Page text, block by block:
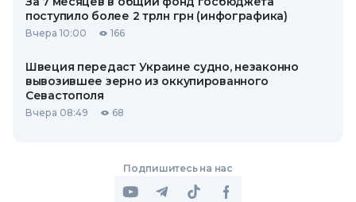
поступило более 2 трлн грн (инфографика)
Вчера 10:00 166
Швеция передаст Украине судно, незаконно
вывозившее зерно из оккупированного
Севастополя
Вчера 08:49 68
Подпишитесь на нас